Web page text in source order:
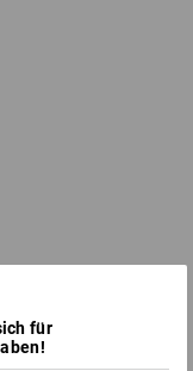
für